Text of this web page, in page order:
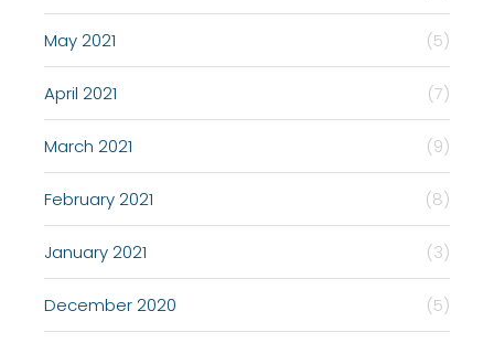
May 2021 (5)
April 2021 (7)
March 2021 (9)
February 2021 (8)
January 2021 (3)
December 2020 (5)